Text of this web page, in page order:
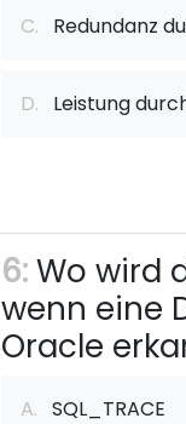
C. Redundanz
D. Leistung
6:Wo wird
wenn eine
Oracle
A. SQL_TRACE